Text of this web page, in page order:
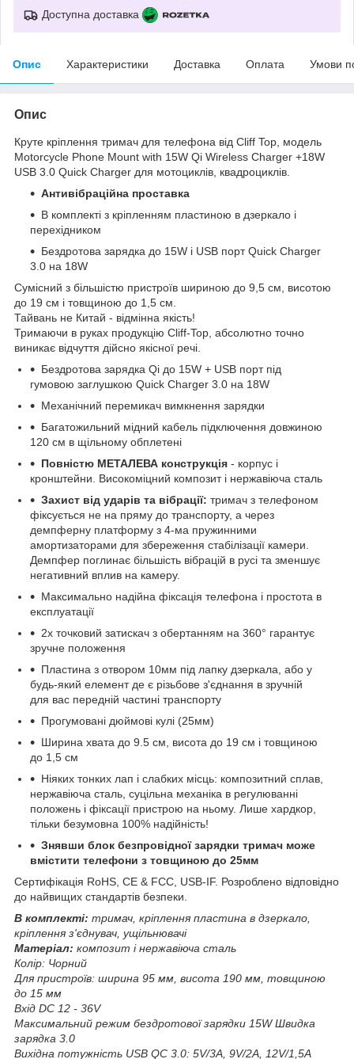
Доступна доставка
Опис Характеристики Доставка Оплата Умови
Опис
Круте кріплення тримач для телефона від Cliff Top, модель
Motorcycle Phone Mount with 15W Qi Wireless Charger +18W
USB 3.0 Quick Charger для мотоциклів, квадроциклів.
Антивібраційна проставка
В комплекті з кріпленням пластиною в дзеркало і
перехідником
Бездротова зарядка до 15W і USB порт Quick Charger
3.0 на 18W
Сумісний з більшістю пристроїв шириною до 9,5 см, висотою
до 19 см і товщиною до 1,5 см.
Тайвань не Китай - відмінна якість!
Тримаючи в руках продукцію Cliff-Top, абсолютно точно
виникає відчуття дійсно якісної речі.
Бездротова зарядка Qi до 15W + USB порт під
гумовою заглушкою Quick Charger 3.0 на 18W
Механічний перемикач вимкнення зарядки
Багатожильний мідний кабель підключення довжиною
120 см в щільному обплетені
Повністю МЕТАЛЕВА конструкція - корпус і
кронштейни. Високоміцний композит і нержавіюча сталь
Захист від ударів та вібрації: тримач з телефоном
фіксується не на пряму до транспорту, а через
демпферну платформу з 4-ма пружинними
амортизаторами для збереження стабілізації камери.
Демпфер поглинає більшість вібрацій в русі та зменшує
негативний вплив на камеру.
Максимально надійна фіксація телефона і простота в
експлуатації
2х точковий затискач з обертанням на 360° гарантує
зручне положення
Пластина з отвором 10мм під лапку дзеркала, або у
будь-який елемент де є різьбове з'єднання в зручній
для вас передній частині транспорту
Прогумовані дюймові кулі (25мм)
Ширина хвата до 9.5 см, висота до 19 см і товщиною
до 1,5 см
Ніяких тонких лап і слабких місць: композитний сплав,
нержавіюча сталь, суцільна механіка в регулюванні
положень і фіксації пристрою на ньому. Лише хардкор,
тільки безумовна 100% надійність!
Знявши блок безпровідної зарядки тримач може
вмістити телефони з товщиною до 25мм
Сертифікація RoHS, CE & FCC, USB-IF. Розроблено відповідно
до найвищих стандартів безпеки.
В комплекті: тримач, кріплення пластина в дзеркало,
кріплення з'єднувач, ущільнювачі
Матеріал: композит і нержавіюча сталь
Колір: Чорний
Для пристроїв: ширина 95 мм, висота 190 мм, товщиною
до 15 мм
Вхід DC 12 - 36V
Максимальний режим бездротової зарядки 15W Швидка
зарядка 3.0
Вихідна потужність USB QC 3.0: 5V/3А, 9V/2А, 12V/1,5А